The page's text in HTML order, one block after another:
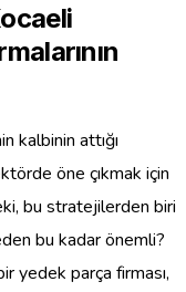
kalbinin attığı
öne çıkmak için
bu stratejilerden biri
bu kadar önemli?
yedek parça firması,